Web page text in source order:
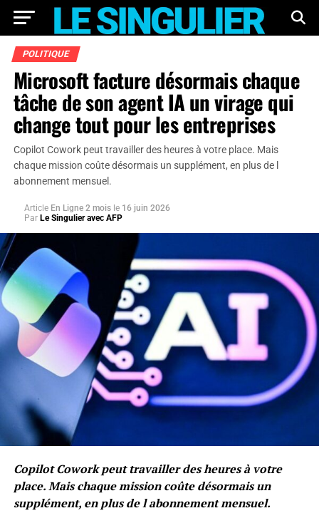
POLITIQUE
Microsoft facture désormais chaque
tâche de son agent IA un virage qui
change tout pour les entreprises
Copilot Cowork peut travailler des heures à votre place. Mais
chaque mission coûte désormais un supplément, en plus de l
abonnement mensuel.
Article En Ligne 2 mois le 16 juin 2026
Par Le Singulier avec AFP
Copilot Cowork peut travailler des heures à votre
place. Mais chaque mission coûte désormais un
supplément, en plus de l abonnement mensuel.